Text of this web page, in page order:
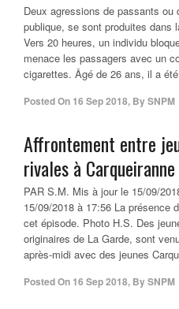
Deux agressions de passants
publique, se sont produites dans
Vers 20 heures, un individu
menace les passagers avec un
cigarettes. Âgé de 26 ans, il a
Posted On 16 Sep 2018, BySNPM
Affrontement entre
rivales à Carqueiranne
PAR S.M. Mis à jour le 15/09/
15/09/2018 à 17:56 La présence
cet épisode. Photo H.S. Des
originaires de La Garde, sont
après-midi avec des jeunes
Posted On 16 Sep 2018, BySNPM